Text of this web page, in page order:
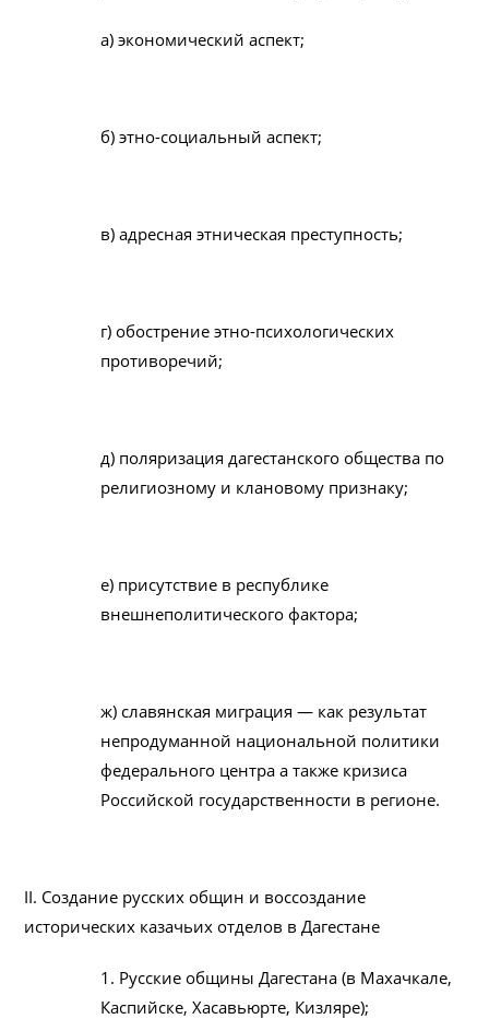
а) экономический аспект;
б) этно-социальный аспект;
в) адресная этническая преступность;
г) обострение этно-психологических
противоречий;
д) поляризация дагестанского общества по
религиозному и клановому признаку;
е) присутствие в республике
внешнеполитического фактора;
ж) славянская миграция — как результат
непродуманной национальной политики
федерального центра а также кризиса
Российской государственности в регионе.
II. Создание русских общин и воссоздание
исторических казачьих отделов в Дагестане
1. Русские общины Дагестана (в Махачкале,
Каспийске, Хасавьюрте, Кизляре);